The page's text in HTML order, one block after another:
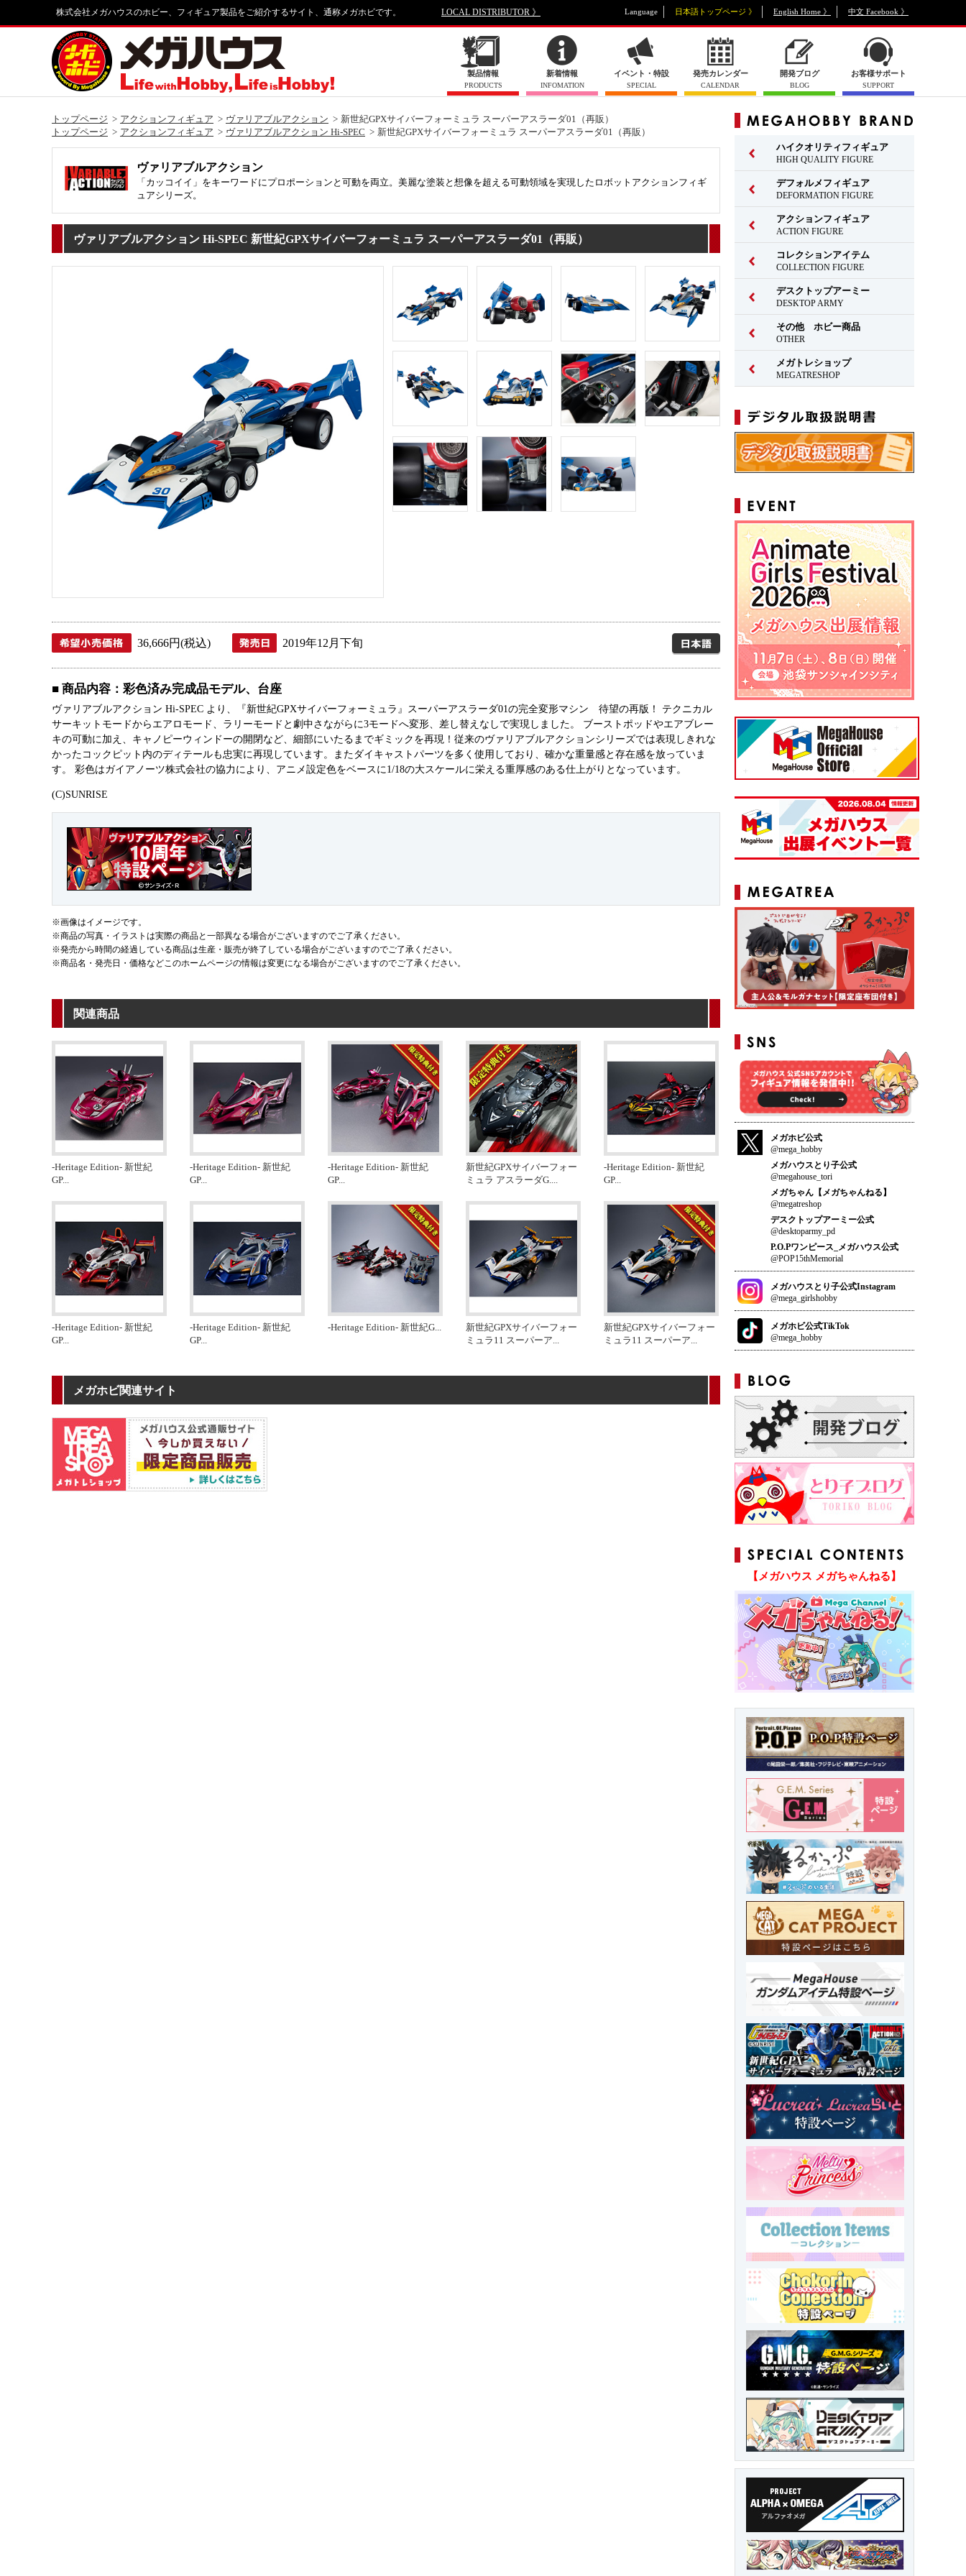
株式会社メガハウスのホビー、フィギュア製品をご紹介するサイト、通称メガホビです。 LOCAL DISTRIBUTOR 》 Language 日本語トップページ 》 English Home 》 中文 Facebook 》
製品情報
PRODUCTS
新着情報
INFOMATION
イベント・特設
SPECIAL
発売カレンダー
CALENDAR
開発ブログ
BLOG
お客様サポート
SUPPORT
トップページ アクションフィギュア ヴァリアブルアクション
新世紀GPXサイバーフォーミュラ スーパーアスラーダ01（再販）
トップページ
アクションフィギュア ヴァリアブルアクション Hi-SPEC 新世紀GPXサイバーフォーミュラ スーパーアスラーダ01（再販）
ヴァリアブルアクション
「カッコイイ」をキーワードにプロポーションと可動を両立。美麗な塗装と想像を超える可動領域を実現したロボットアクションフィギ
ュアシリーズ。
ヴァリアブルアクション Hi-SPEC 新世紀GPXサイバーフォーミュラ スーパーアスラーダ01（再販）
36,666円(税込) 2019年12月下旬 日本語
■ 商品内容：彩色済み完成品モデル、台座
ヴァリアブルアクション Hi-SPEC より、『新世紀GPXサイバーフォーミュラ』スーパーアスラーダ01の完全変形マシン 待望の再版！ テクニカル
サーキットモードからエアロモード、ラリーモードと劇中さながらに3モードへ変形、差し替えなしで実現しました。 ブーストポッドやエアブレー
キの可動に加え、キャノピーウィンドーの開閉など、細部にいたるまでギミックを再現！従来のヴァリアブルアクションシリーズでは表現しきれな
かったコックピット内のディテールも忠実に再現しています。またダイキャストパーツを多く使用しており、確かな重量感と存在感を放っていま
す。 彩色はガイアノーツ株式会社の協力により、アニメ設定色をベースに1/18の大スケールに栄える重厚感のある仕上がりとなっています。
(C)SUNRISE
※画像はイメージです。
※商品の写真・イラストは実際の商品と一部異なる場合がございますのでご了承ください。
※発売から時間の経過している商品は生産・販売が終了している場合がございますのでご了承ください。
※商品名・発売日・価格などこのホームページの情報は変更になる場合がございますのでご了承ください。
関連商品
-Heritage Edition- 新世紀
GP...
-Heritage Edition- 新世紀
GP...
-Heritage Edition- 新世紀
GP...
新世紀GPXサイバーフォー
ミュラ アスラーダG....
-Heritage Edition- 新世紀
GP...
-Heritage Edition- 新世紀
GP...
-Heritage Edition- 新世紀
GP...
-Heritage Edition- 新世紀G...
新世紀GPXサイバーフォー
ミュラ11 スーパーア...
新世紀GPXサイバーフォー
ミュラ11 スーパーア...
メガホビ関連サイト
ハイクオリティフィギュア
HIGH QUALITY FIGURE
デフォルメフィギュア
DEFORMATION FIGURE
アクションフィギュア
ACTION FIGURE
コレクションアイテム
COLLECTION FIGURE
デスクトップアーミー
DESKTOP ARMY
その他 ホビー商品
OTHER
メガトレショップ
MEGATRESHOP
メガホビ公式
@mega_hobby
メガハウスとり子公式
@megahouse_tori
メガちゃん【メガちゃんねる】
@megatreshop
デスクトップアーミー公式
@desktoparmy_pd
P.O.Pワンピース_メガハウス公式
@POP15thMemorial
メガハウスとり子公式Instagram
@mega_girlshobby
メガホビ公式TikTok
@mega_hobby
【メガハウス メガちゃんねる】